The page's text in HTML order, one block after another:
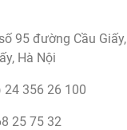
95 đường Cầu
Hà Nội
24 356 26 100
25 75 32